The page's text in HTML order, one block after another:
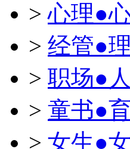
>心理●
> 经管●
> 职场●
> 童书●
> 女生●